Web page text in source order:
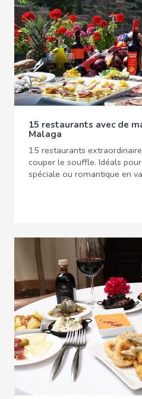
15 restaurants avec de
Malaga
15 restaurants
couper le souffle. Idéals
spéciale ou romantique en